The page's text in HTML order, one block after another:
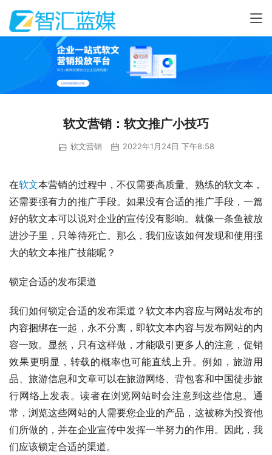
软文营销：软文推广小技巧
软文营销 2022年1月24日 下午8:58
在软文本营销的过程中，不仅需要高质量、熟练的软文本，
还需要强有力的推广手段。如果没有合适的推广手段，一篇
好的软文本可以说对企业的宣传没有影响。就像一条鱼被放
进沙子里，只等待死亡。那么，我们应该如何发现和使用强
大的软文本推广技能呢？
锁定合适的发布渠道
我们如何锁定合适的发布渠道？软文本内容应与网站发布的
内容捆绑在一起，永不分离，即软文本内容与发布网站的内
容一致。显然，只有这样做，才能吸引更多人的注意，促销
效果更明显，转载的概率也可能直线上升。例如，旅游用
品、旅游信息和文章可以在旅游网络、背包客和中国徒步旅
行网络上发表。读者在浏览网站时会注意到这些信息。通
常，浏览这些网站的人需要您企业的产品，这被称为投资他
们所做的，并在企业宣传中发挥一半努力的作用。因此，我
们应该锁定合适的渠道。